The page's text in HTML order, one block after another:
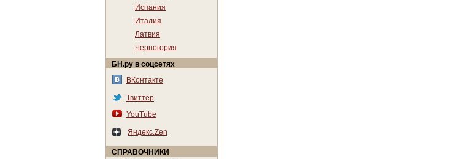
Испания
Италия
Латвия
Черногория
БН.ру в соцсетях
ВКонтакте
Твиттер
YouTube
Яндекс.Zen
СПРАВОЧНИКИ